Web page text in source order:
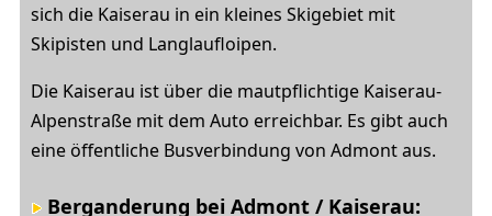
sich die Kaiserau in ein kleines Skigebiet mit
Skipisten und Langlaufloipen.
Die Kaiserau ist über die mautpflichtige Kaiserau-
Alpenstraße mit dem Auto erreichbar. Es gibt auch
eine öffentliche Busverbindung von Admont aus.
Berganderung bei Admont / Kaiserau: